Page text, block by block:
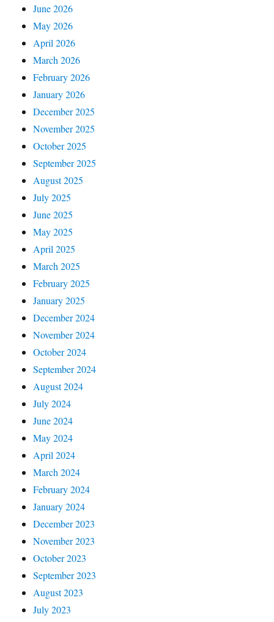
June 2026
May 2026
April 2026
March 2026
February 2026
January 2026
December 2025
November 2025
October 2025
September 2025
August 2025
July 2025
June 2025
May 2025
April 2025
March 2025
February 2025
January 2025
December 2024
November 2024
October 2024
September 2024
August 2024
July 2024
June 2024
May 2024
April 2024
March 2024
February 2024
January 2024
December 2023
November 2023
October 2023
September 2023
August 2023
July 2023